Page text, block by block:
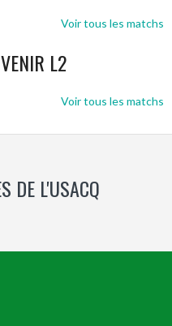
Voir tous les matchs
L2
Voir tous les matchs
DE L'USACQ